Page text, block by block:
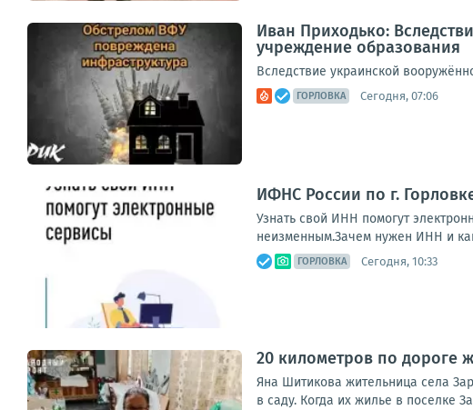
Иван Приходько:
учреждение образования
Вследствие украинской
ГОРЛОВКА Сегодня, 07:06
ИФНС России по г.
Узнать свой ИНН помогут
неизменным.Зачем нужен ИНН и
ГОРЛОВКА Сегодня, 10:33
20 километров по дороге
Яна Шитикова жительница села
в саду. Когда их жилье в поселке